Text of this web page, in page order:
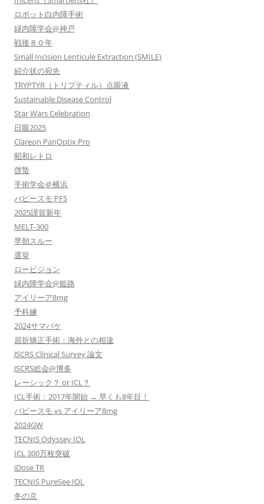
ロボット白内障手術
緑内障学会@神戸
戦後８０年
Small Incision Lenticule Extraction (SMILE)
紹介状の宛先
TRYPTYR（トリプティル）点眼液
Sustainable Disease Control
Star Wars Celebration
日眼2025
Clareon PanOptix Pro
昭和レトロ
啓蟄
手術学会＠横浜
バビースモ PFS
2025謹賀新年
MELT-300
早朝スルー
選挙
ロービジョン
緑内障学会@姫路
アイリーア8mg
予科練
2024サマバケ
屈折矯正手術：海外との相違
JSCRS Clinical Survey 論文
JSCRS総会@博多
レーシック？ or ICL？
ICL手術：2017年開始 → 早くも8年目！
バビースモ vs アイリーア8mg
2024GW
TECNIS Odyssey IOL
ICL 300万枚突破
iDose TR
TECNIS PureSee IOL
冬の京